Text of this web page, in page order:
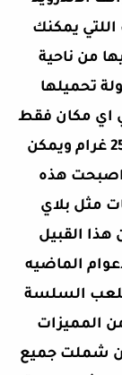
اللتي يمكنك
من ناحية
تحميلها
اي مكان فقط
من خلال هاتفك الذي لا يتعدى وزنه 250 غرام ويمكن
هذه
مثل بلاي
القبيل
الماضيه
السلسة
المميزات
شملت جميع